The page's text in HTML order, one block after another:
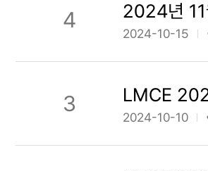
4 2024년 11
2024-10-15
3 LMCE
2024-10-10